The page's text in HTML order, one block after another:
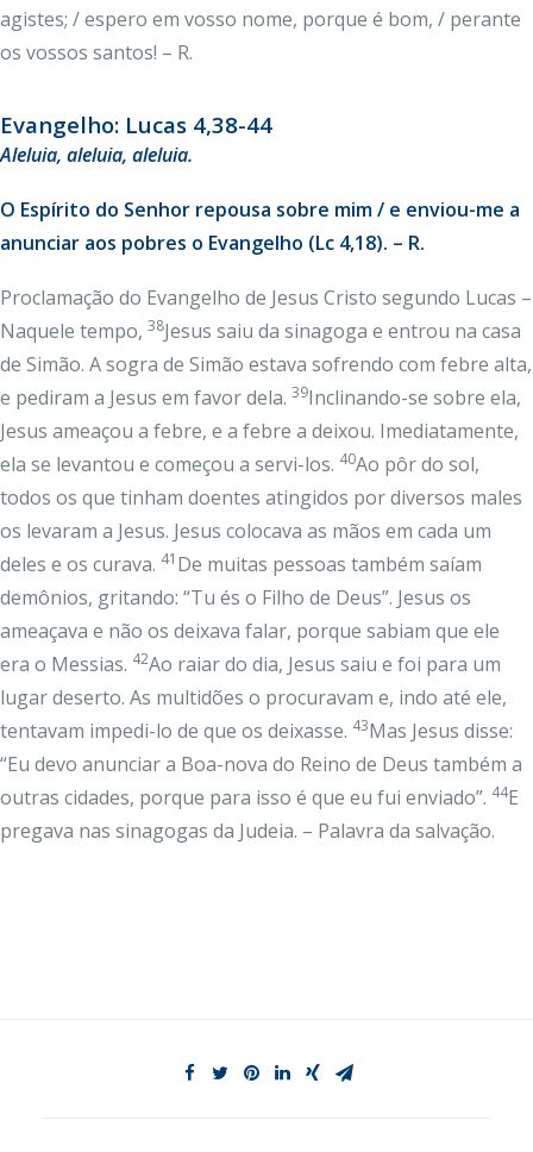
agistes; / espero em vosso nome, porque é bom, / perante
os vossos santos! – R.
Evangelho: Lucas 4,38-44
Aleluia, aleluia, aleluia.
O Espírito do Senhor repousa sobre mim / e enviou-me a
anunciar aos pobres o Evangelho (Lc 4,18). – R.
Proclamação do Evangelho de Jesus Cristo segundo Lucas –
Naquele tempo, 38Jesus saiu da sinagoga e entrou na casa
de Simão. A sogra de Simão estava sofrendo com febre alta,
e pediram a Jesus em favor dela. 39Inclinando-se sobre ela,
Jesus ameaçou a febre, e a febre a deixou. Imediatamente,
ela se levantou e começou a servi-los. 40Ao pôr do sol,
todos os que tinham doentes atingidos por diversos males
os levaram a Jesus. Jesus colocava as mãos em cada um
deles e os curava. 41 De muitas pessoas também saíam
demônios, gritando: “Tu és o Filho de Deus”. Jesus os
ameaçava e não os deixava falar, porque sabiam que ele
era o Messias. 42Ao raiar do dia, Jesus saiu e foi para um
lugar deserto. As multidões o procuravam e, indo até ele,
tentavam impedi-lo de que os deixasse. 43Mas Jesus disse:
“Eu devo anunciar a Boa-nova do Reino de Deus também a
outras cidades, porque para isso é que eu fui enviado”. 44E
pregava nas sinagogas da Judeia. – Palavra da salvação.